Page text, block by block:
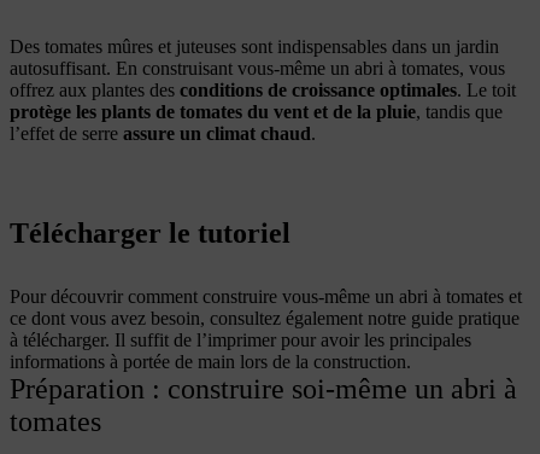
Des tomates mûres et juteuses sont indispensables dans un jardin
autosuffisant. En construisant vous-même un abri à tomates, vous
offrez aux plantes des conditions de croissance optimales. Le toit
protège les plants de tomates du vent et de la pluie, tandis que
l’effet de serre assure un climat chaud.
Télécharger le tutoriel
Pour découvrir comment construire vous-même un abri à tomates et
ce dont vous avez besoin, consultez également notre guide pratique
à télécharger. Il suffit de l’imprimer pour avoir les principales
informations à portée de main lors de la construction.
Préparation : construire soi-même un abri à
tomates